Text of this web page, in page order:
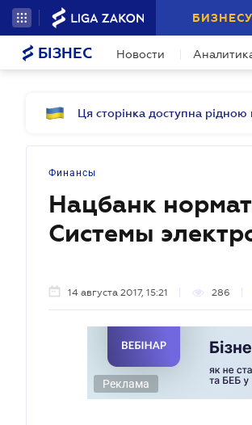
БИЗНЕСУ
БІЗНЕС Новости
Ця сторінка доступна
Финансы
Нацбанк
Системы
14 августа 2017, 15:21 286
Реклама